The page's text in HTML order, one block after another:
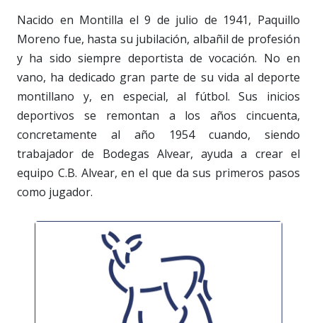
Nacido en Montilla el 9 de julio de 1941, Paquillo
Moreno fue, hasta su jubilación, albañil de profesión
y ha sido siempre deportista de vocación. No en
vano, ha dedicado gran parte de su vida al deporte
montillano y, en especial, al fútbol. Sus inicios
deportivos se remontan a los años cincuenta,
concretamente al año 1954 cuando, siendo
trabajador de Bodegas Alvear, ayuda a crear el
equipo C.B. Alvear, en el que da sus primeros pasos
como jugador.